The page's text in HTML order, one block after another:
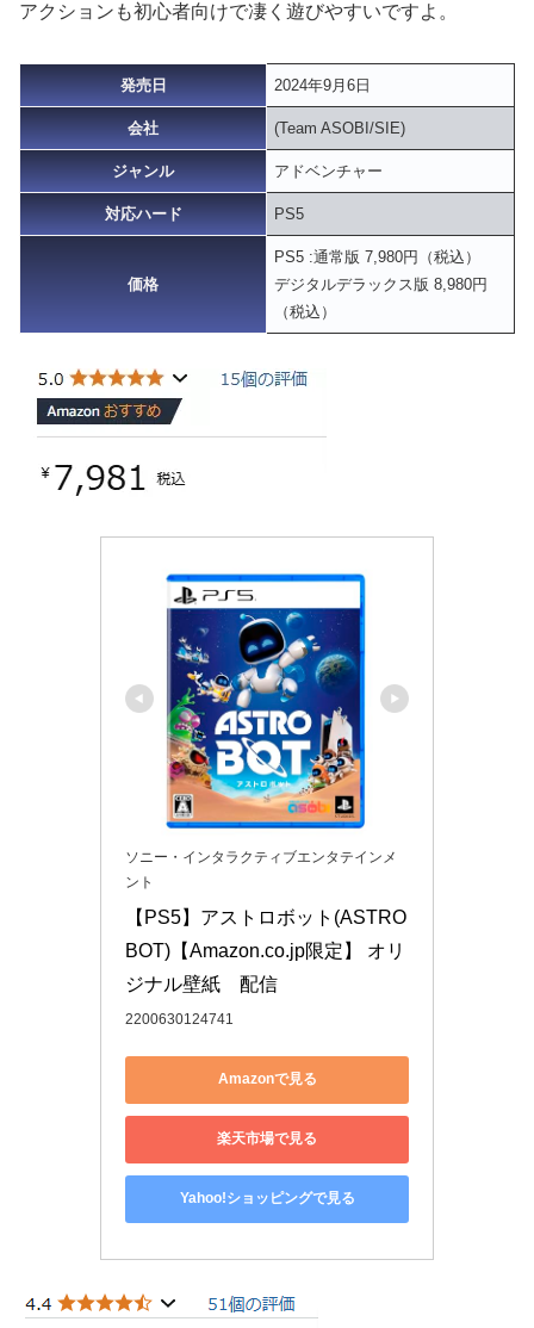
アクションも初心者向けで凄く遊びやすいですよ。
発売日 2024年9月6日
会社 (Team ASOBI/SIE)
ジャンル アドベンチャー
対応ハード PS5
価格
PS5 :通常版 7,980円（税込）
デジタルデラックス版 8,980円
（税込）
ソニー・インタラクティブエンタテインメ
ント
【PS5】アストロボット(ASTRO
BOT)【Amazon.co.jp限定】 オリ
ジナル壁紙　配信
2200630124741
Amazonで見る
楽天市場で見る
Yahoo!ショッピングで見る